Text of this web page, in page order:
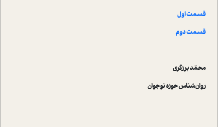
قسمت اول
قسمت دوم
محمّد برزگری
روان‌شناس حوزه نوجوان